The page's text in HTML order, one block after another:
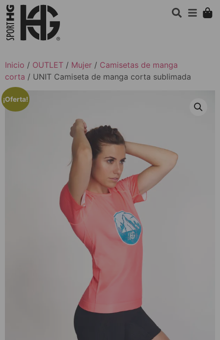
Inicio / OUTLET / Mujer / Camisetas de manga
corta / UNIT Camiseta de manga corta sublimada
¡Oferta!